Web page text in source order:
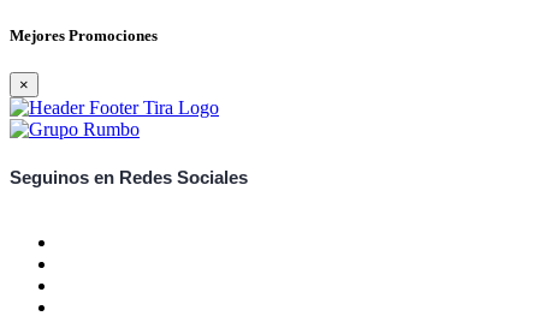
Mejores Promociones
×
Seguinos en Redes Sociales